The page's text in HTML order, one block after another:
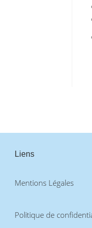
Liens
Mentions Légales
Politique de